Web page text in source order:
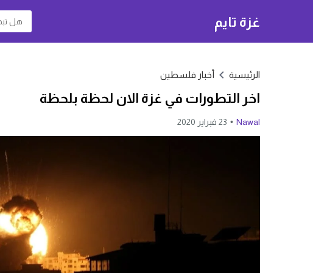
غزة تايم
الرئيسية أخبار فلسطين
اخر التطورات في غزة الان لحظة بلحظة
Nawal 23 فبراير 2020